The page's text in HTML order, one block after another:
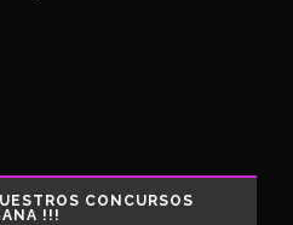
CONCURSOS
!!!